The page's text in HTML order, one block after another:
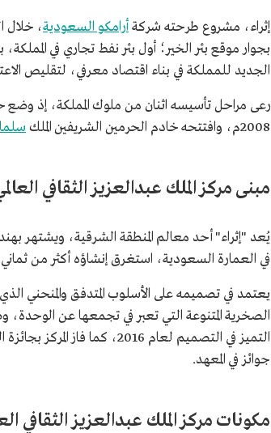
إثراء، مشروع طرحته شركة أرامكو السعودية، خلال
بجوار موقع بئر الخير؛ أول بئر نفط تجاري في
الجديد للمملكة في بناء اقتصاد معرفي، لتقليص
رعى مراحل تأسيسه اثنان من ملوك المملكة، إذ وضع
2008م، وافتتحه خادم الحرمين الشريفين الملك
مبنى مركز الملك عبدالعزيز الثقافي
يُعد "إثراء" أحد معالم المنطقة الشرقية، ويشتهر
في العمارة السعودية، استغرق إنشاؤه أكثر من
يعتمد في تصميمه على الأسلوب المتدفق والمنحني
الصخرية المتنوعة التي تعبر في تجمعها عن الوحدة،
جوائز في المعهد.
مكونات مركز الملك عبدالعزيز الثقافي